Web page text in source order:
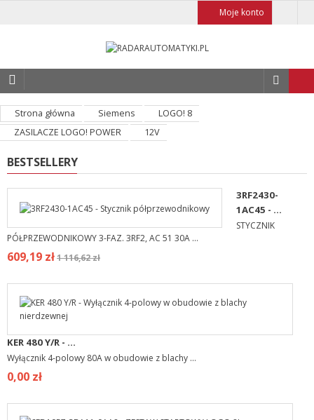
Moje konto
Strona główna Siemens
LOGO! 8
ZASILACZE LOGO! POWER
12V
BESTSELLERY
3RF2430-
1AC45 - ...
STYCZNIK
PÓŁPRZEWODNIKOWY 3-FAZ. 3RF2, AC 51 30A ...
609,19 zł1 116,62 zł
KER 480 Y/R - ...
Wyłącznik 4-polowy 80A w obudowie z blachy ...
0,00 zł